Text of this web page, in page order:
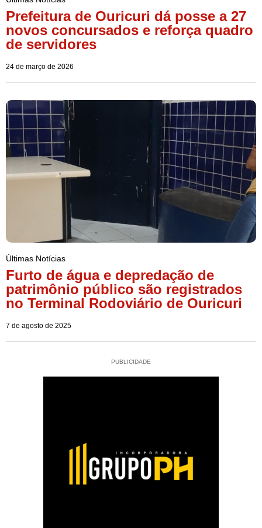
Prefeitura de Ouricuri dá posse a 27
novos concursados e reforça quadro
de servidores
24 de março de 2026
Últimas Notícias
Furto de água e depredação de
patrimônio público são registrados
no Terminal Rodoviário de Ouricuri
7 de agosto de 2025
PUBLICIDADE